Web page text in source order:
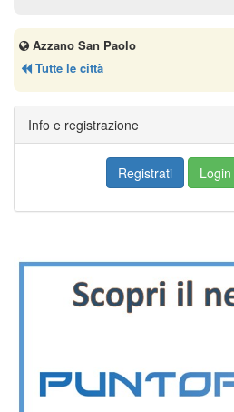
Azzano San Paolo
Tutte le città
Info e registrazione
Registrati Login